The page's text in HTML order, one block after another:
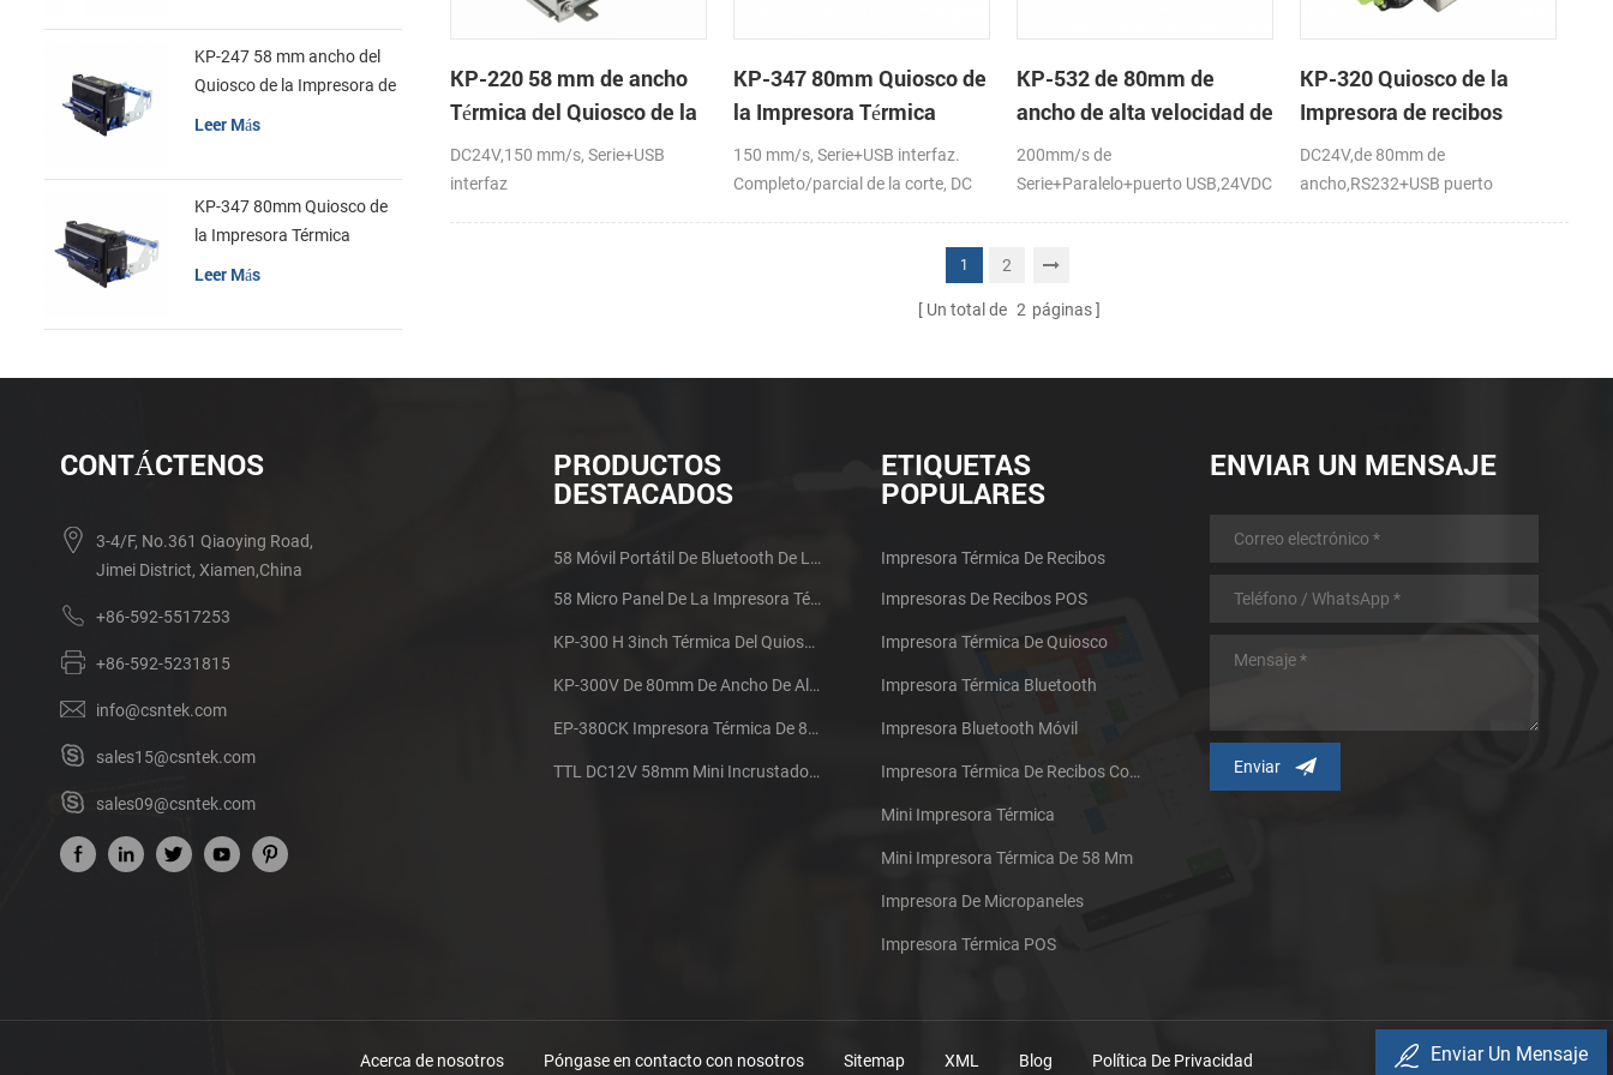
KP-220 58 mm de ancho
Térmica del Quiosco de la
Impresora de recibos con
cortador automático
DC24V,150 mm/s, Serie+USB
interfaz
KP-347 80mm Quiosco de
la Impresora Térmica
150 mm/s, Serie+USB interfaz.
Completo/parcial de la corte, DC
KP-532 de 80mm de
ancho de alta velocidad de
la impresora térmica del
quiosco
200mm/s de
Serie+Paralelo+puerto USB,24VDC
KP-320 Quiosco de la
Impresora de recibos
Térmica, con Cortador
Automático
DC24V,de 80mm de
ancho,RS232+USB puerto
1 2
Un total de 2 páginas
KP-247 58 mm ancho del
Quiosco de la Impresora de
Leer Más
KP-347 80mm Quiosco de
la Impresora Térmica
Leer Más
CONTÁCTENOS
3-4/F, No.361 Qiaoying Road,
Jimei District, Xiamen,China
+86-592-5517253
+86-592-5231815
info@csntek.com
sales15@csntek.com
sales09@csntek.com
PRODUCTOS
DESTACADOS
58 Móvil Portátil De Bluetooth De La Impresora Térmica De PTP-II
58 Micro Panel De La Impresora Térmica De Recibos CSN-A1
KP-300 H 3inch Térmica Del Quiosco De La Impresora Módulo De
KP-300V De 80mm De Ancho De Alta Velocidad De La Impresora Térmica Del Quiosco
EP-380CK Impresora Térmica De 80 Mm Con Bloqueo De La Tapa
TTL DC12V 58mm Mini Incrustado Taxi De La Impresora Térmica De Recibos
ETIQUETAS
POPULARES
Impresora Térmica De Recibos
Impresoras De Recibos POS
Impresora Térmica De Quiosco
Impresora Térmica Bluetooth
Impresora Bluetooth Móvil
Impresora Térmica De Recibos Con Micropanel.
Mini Impresora Térmica
Mini Impresora Térmica De 58 Mm
Impresora De Micropaneles
Impresora Térmica POS
ENVIAR UN MENSAJE
Acerca de nosotros Póngase en contacto con nosotros Sitemap XML Blog Política De Privacidad Enviar Un Mensaje